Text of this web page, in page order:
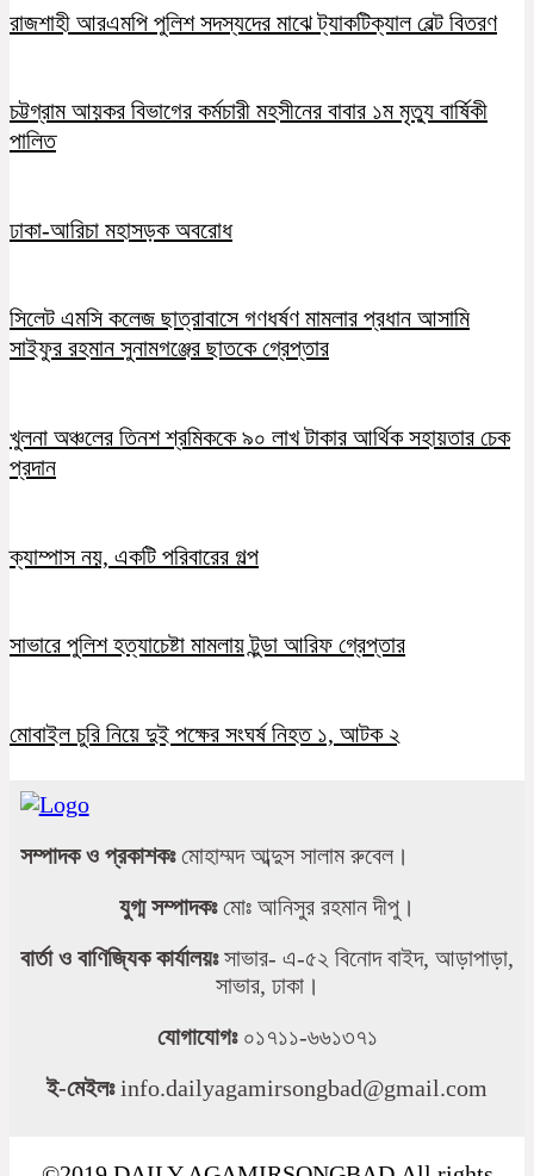
রাজশাহী আরএমপি পুলিশ সদস্যদের মাঝে ট্যাকটিক্যাল বেল্ট বিতরণ
চট্টগ্রাম আয়কর বিভাগের কর্মচারী মহসীনের বাবার ১ম মৃত্যু বার্ষিকী
পালিত
ঢাকা-আরিচা মহাসড়ক অবরোধ
সিলেট এমসি কলেজ ছাত্রাবাসে গণধর্ষণ মামলার প্রধান আসামি
সাইফুর রহমান সুনামগঞ্জের ছাতকে গ্রেপ্তার
খুলনা অঞ্চলের তিনশ শ্রমিককে ৯০ লাখ টাকার আর্থিক সহায়তার চেক
প্রদান
ক্যাম্পাস নয়, একটি পরিবারের গল্প
সাভারে পুলিশ হত্যাচেষ্টা মামলায় টুন্ডা আরিফ গ্রেপ্তার
মোবাইল চুরি নিয়ে দুই পক্ষের সংঘর্ষ নিহত ১, আটক ২
সম্পাদক ও প্রকাশকঃমোহাম্মদ আব্দুস সালাম রুবেল।
যুগ্ম সম্পাদকঃমোঃ আনিসুর রহমান দীপু।
বার্তা ও বাণিজ্যিক কার্যালয়ঃসাভার- এ-৫২ বিনোদ বাইদ, আড়াপাড়া,
সাভার, ঢাকা।
যোগাযোগঃ০১৭১১-৬৬১৩৭১
ই-মেইলঃinfo.dailyagamirsongbad@gmail.com